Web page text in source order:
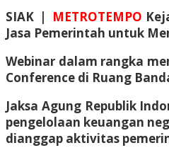
SIAK | METROTEMPO
Jasa Pemerintah untuk
Webinar dalam rangka
Conference di Ruang
Jaksa Agung Republik
pengelolaan keuangan
dianggap aktivitas